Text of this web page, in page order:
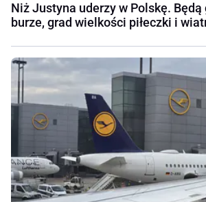
Niż Justyna uderzy w Polskę. Będą
burze, grad wielkości piłeczki i